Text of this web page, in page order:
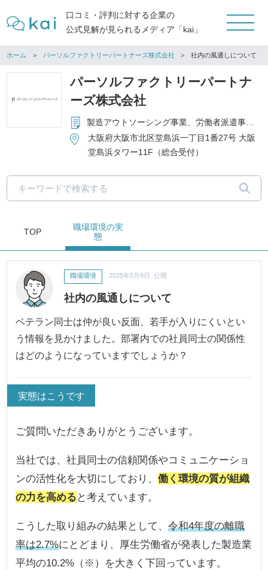
口コミ・評判に対する企業の
公式見解が見られるメディア「kai」
ホーム パーソルファクトリーパートナーズ株式会社 社内の風通しについて
パーソルファクトリーパートナ
ーズ株式会社
製造アウトソーシング事業、労働者派遣事業、有料職業紹介事業
大阪府大阪市北区堂島浜一丁目1番27号 大阪
堂島浜タワー11F（総合受付）
TOP
職場環境の実
態
社内の風通しについて
職場環境 2025年5月9日 公開
ベテラン同士は仲が良い反面、若手が入りにくいとい
う情報を見かけました。部署内での社員同士の関係性
はどのようになっていますでしょうか？
実態はこうです
ご質問いただきありがとうございます。
当社では、社員同士の信頼関係やコミュニケーショ
ンの活性化を大切にしており、働く環境の質が組織
の力を高める と考えています。
こうした取り組みの結果として、令和4年度の離職
率は2.7%にとどまり、厚生労働省が発表した製造業
平均の10.2%（※）を大きく下回っています。